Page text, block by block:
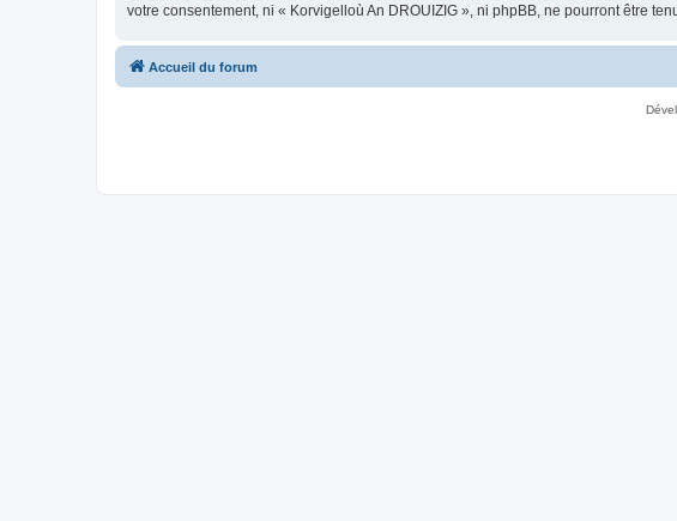
votre consentement, ni « Korvigelloù An DROUIZIG », ni phpBB, ne pourront être
Accueil du forum